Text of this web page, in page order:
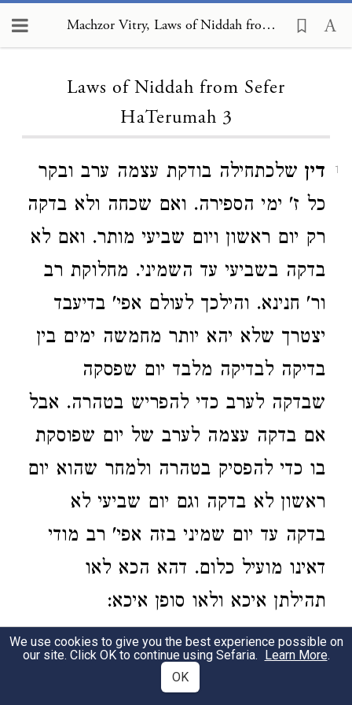
Machzor Vitry, Laws of Niddah from Sefer HaTerumah 3
Laws of Niddah from Sefer
HaTerumah 3
1 דין שלכתחילה בודקת עצמה ערב ובקר
כל ז' ימי הספירה. ואם שכחה ולא בדקה
רק יום ראשון ויום שביעי מותר. ואם לא
בדקה בשביעי עד השמיני. מחלוקת רב
ור' חנינא. והילכך לעולם אפי' בדיעבד
יצטרך שלא יהא יותר מחמשה ימים בין
בדיקה לבדיקה מלבד יום שפסקה
שבדקה לערב כדי להפריש בטהרה. אבל
אם בדקה עצמה לערב של יום שפוסקת
בו כדי להפסיק בטהרה ולמחר שהוא יום
ראשון לא בדקה וגם יום שביעי לא
בדקה עד יום שמיני בזה אפי' רב מודי
דאינו מועיל כלום. דהא הכא לאו
תהילתן איכא ולאו סופן איכא:
Laws of Niddah from Sefer
HaTerumah 4
We use cookies to give you the best experience possible on
our site. Click OK to continue using Sefaria. Learn More.
OK